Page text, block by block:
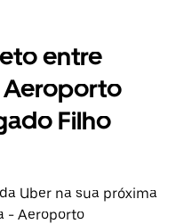
entre
Aeroporto
Filho
Uber na sua próxima
- Aeroporto